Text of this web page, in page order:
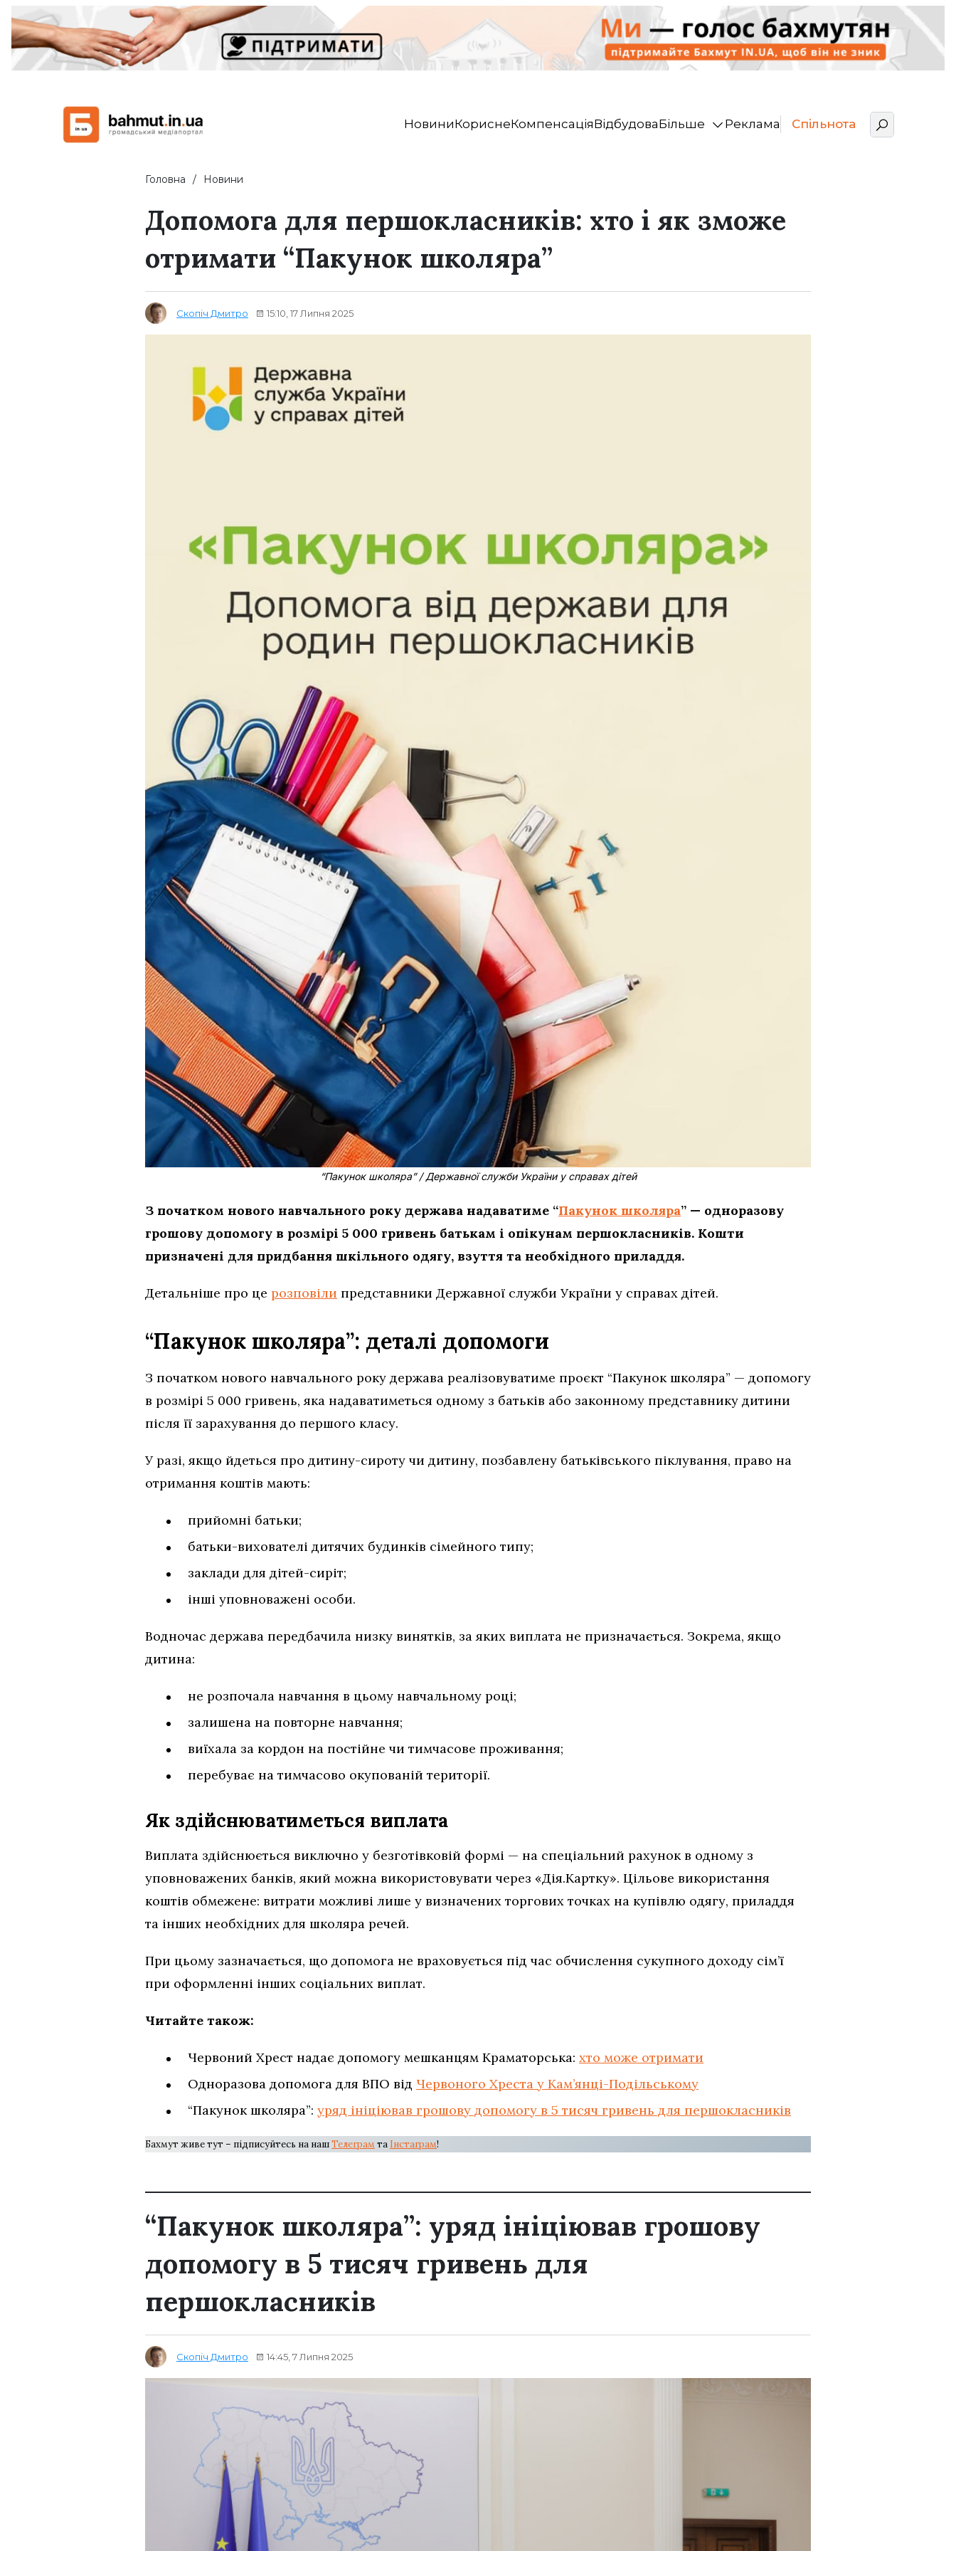
НовиниКориснеКомпенсаціяВідбудоваБільше Реклама Спільнота
Головна Новини
Допомога для першокласників: хто і як зможе
отримати “Пакунок школяра”
Скопіч Дмитро 15:10, 17 Липня 2025
“Пакунок школяра” / Державної служби України у справах дітей
З початком нового навчального року держава надаватиме “Пакунок школяра” — одноразову
грошову допомогу в розмірі 5 000 гривень батькам і опікунам першокласників. Кошти
призначені для придбання шкільного одягу, взуття та необхідного приладдя.
Детальніше про це розповіли представники Державної служби України у справах дітей.
“Пакунок школяра”: деталі допомоги
З початком нового навчального року держава реалізовуватиме проєкт “Пакунок школяра” — допомогу
в розмірі 5 000 гривень, яка надаватиметься одному з батьків або законному представнику дитини
після її зарахування до першого класу.
У разі, якщо йдеться про дитину-сироту чи дитину, позбавлену батьківського піклування, право на
отримання коштів мають:
прийомні батьки;
батьки-вихователі дитячих будинків сімейного типу;
заклади для дітей-сиріт;
інші уповноважені особи.
Водночас держава передбачила низку винятків, за яких виплата не призначається. Зокрема, якщо
дитина:
не розпочала навчання в цьому навчальному році;
залишена на повторне навчання;
виїхала за кордон на постійне чи тимчасове проживання;
перебуває на тимчасово окупованій території.
Як здійснюватиметься виплата
Виплата здійснюється виключно у безготівковій формі — на спеціальний рахунок в одному з
уповноважених банків, який можна використовувати через «Дія.Картку». Цільове використання
коштів обмежене: витрати можливі лише у визначених торгових точках на купівлю одягу, приладдя
та інших необхідних для школяра речей.
При цьому зазначається, що допомога не враховується під час обчислення сукупного доходу сім’ї
при оформленні інших соціальних виплат.
Читайте також:
Червоний Хрест надає допомогу мешканцям Краматорська: хто може отримати
Одноразова допомога для ВПО від Червоного Хреста у Кам’янці-Подільському
“Пакунок школяра”: уряд ініціював грошову допомогу в 5 тисяч гривень для першокласників
Бахмут живе тут – підписуйтесь на нашТелеграм та Інстаграм!
“Пакунок школяра”: уряд ініціював грошову
допомогу в 5 тисяч гривень для
першокласників
Скопіч Дмитро 14:45, 7 Липня 2025